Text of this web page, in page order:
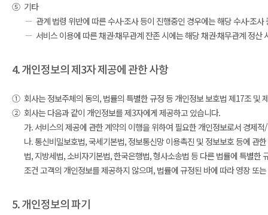
⑤ 기타
관계 법령 위반에 따른 수사·조사 등이 진행중인 경우에는 해당 수사·조사
서비스 이용에 따른 채권·채무관계 잔존 시에는 해당 채권·채무관계 정산
4. 개인정보의 제3자 제공에 관한 사항
① 회사는 정보주체의 동의, 법률의 특별한 규정 등 개인정보 보호법 제17조 및
② 회사는 다음과 같이 개인정보를 제3자에게 제공하고 있습니다.
가. 서비스의 제공에 관한 계약의 이행을 위하여 필요한 개인정보로서 경제
나. 통신비밀보호법, 국세기본법, 정보통신망 이용촉진 및 정보보호 등에 관
법, 지방세법, 소비자기본법, 한국은행법, 형사소송법 등 다른 법률에 특별
조건 고객의 개인정보를 제공하지 않으며, 법률에 규정된 바에 따라 영장 또
5. 개인정보의 파기